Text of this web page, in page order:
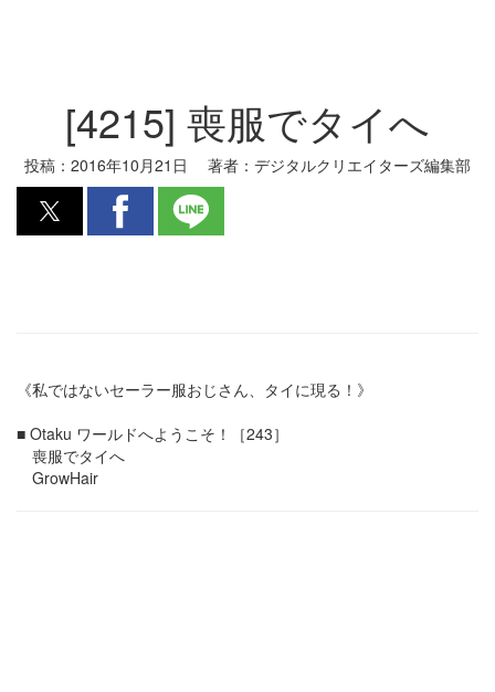
[4215] 喪服でタイへ
投稿： 2016年10月21日 著者： デジタルクリエイターズ編集部
《私ではないセーラー服おじさん、タイに現る！》
■ Otaku ワールドへようこそ！［243］
喪服でタイへ
GrowHair